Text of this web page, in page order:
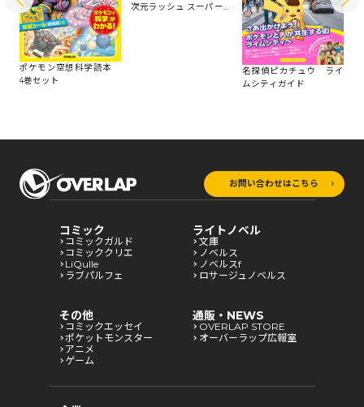
ポケモン空想科学読本
4巻セット
次元ラッシュ スーパーミ
名探偵ピカチュウ ライ
ムシティガイド
お問い合わせはこちら
コミック
コミックガルド
コミッククリエ
LiQulle
ラブパルフェ
ライトノベル
文庫
ノベルス
ノベルスf
ロサージュノベルス
その他
コミックエッセイ
ポケットモンスター
アニメ
ゲーム
通販・NEWS
OVERLAP STORE
オーバーラップ広報室